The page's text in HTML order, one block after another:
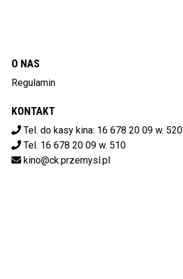
O NAS
Regulamin
KONTAKT
Tel. do kasy kina: 16 678 20 09 w. 520
Tel. 16 678 20 09 w. 510
kino@ck.przemysl.pl